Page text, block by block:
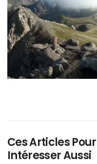
Ces Articles
Intéresser Aussi